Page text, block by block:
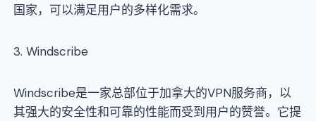
国家，可以满足用户的多样化需求。
3. Windscribe
Windscribe是一家总部位于加拿大的VPN服务商，以
其强大的安全性和可靠的性能而受到用户的赞誉。它提